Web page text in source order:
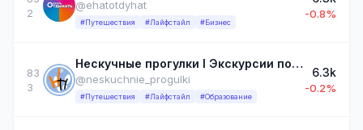
2
@ehatotdyhat
#Путешествия #Лайфстайл #Бизнес
-0.8%
83
3
Нескучные прогулки I Экскурсии по Саратову и области
@neskuchnie_progulki
#Путешествия #Лайфстайл #Образование
6.3k
-0.2%